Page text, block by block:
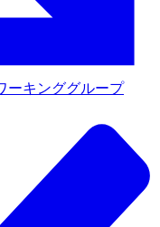
ーキンググループ